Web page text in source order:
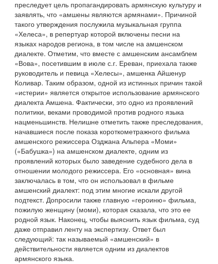
преследует цель пропагандировать армянскую культуру и
заявлять, что «амшены являются армянами». Причиной
такого утверждения послужила музыкальная группа
«Хелеса», в репертуар которой включены песни на
языках народов региона, в том числе на амшенском
диалекте. Отметим, что вместе с амшенским ансамблем
«Вова», посетившим в июле с.г. Ереван, приехала также
руководитель и певица «Хелесы», амшенка Айшенур
Коливар. Таким образом, одной из истинных причин такой
«истерии» является открытое использование армянского
диалекта Амшена. Фактически, это одно из проявлений
политики, веками проводимой против родного языка
нацменьшинств. Нелишне отметить также преследования,
начавшиеся после показа короткометражного фильма
амшенского режиссера Озджана Альпера «Моми»
(«Бабушка») на амшенском диалекте, одним из
проявлений которых было заведение судебного дела в
отношении молодого режиссера. Его «основная» вина
заключалась в том, что он использовал в фильме
амшенский диалект: под этим многие искали другой
подтекст. Допросили также главную «героиню» фильма,
пожилую женщину (моми), которая сказала, что это ее
родной язык. Наконец, чтобы выяснить язык фильма, суд
даже отправил ленту на экспертизу. Ответ был
следующий: так называемый «амшенский» в
действительности является одним из диалектов
армянского языка.